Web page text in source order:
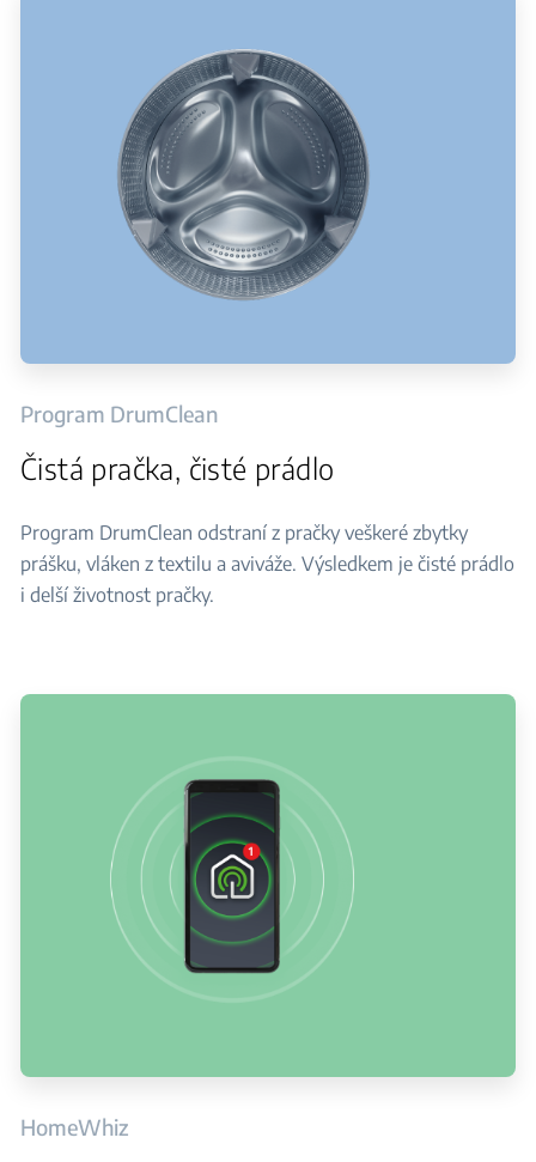
Program DrumClean
Čistá pračka, čisté prádlo
Program DrumClean odstraní z pračky veškeré zbytky
prášku, vláken z textilu a aviváže. Výsledkem je čisté prádlo
i delší životnost pračky.
HomeWhiz